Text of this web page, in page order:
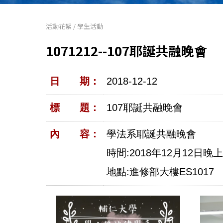
活動花絮 /學生活動
1071212--107耶誕共融晚會
日 期： 2018-12-12
標 題： 107耶誕共融晚會
內 容：
學法系耶誕共融晚會
時間:2018年12月12日晚
地點:進修部大樓ES1017